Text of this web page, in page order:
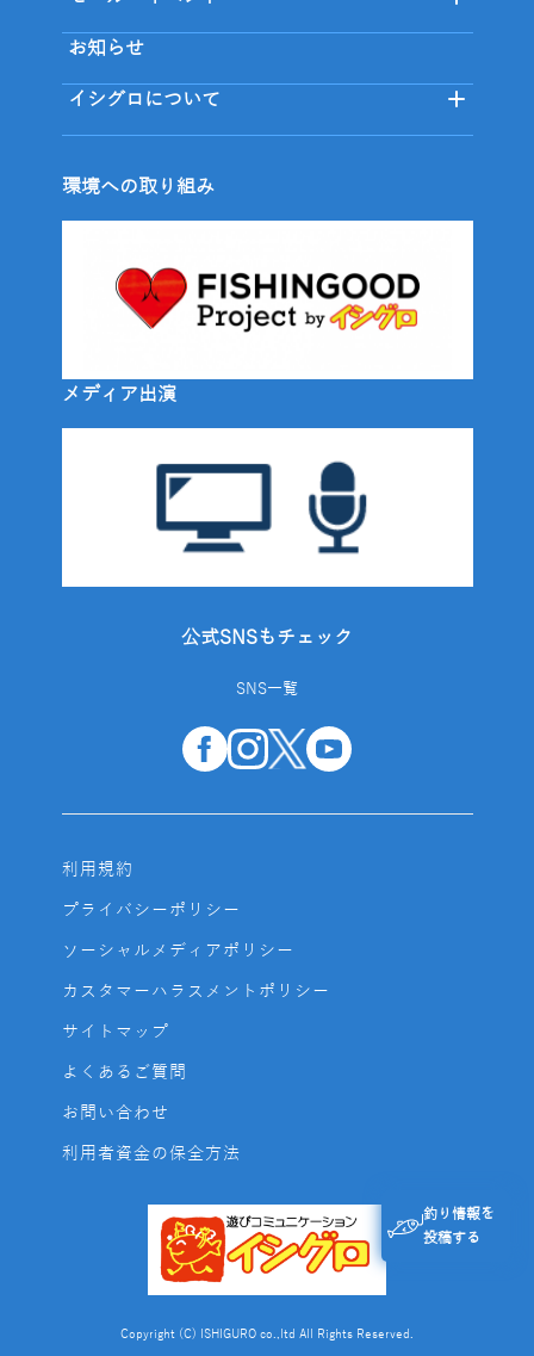
釣り情報を
投稿する
お知らせ
イシグロについて
環境への取り組み
メディア出演
公式SNSもチェック
SNS一覧
利用規約
プライバシーポリシー
ソーシャルメディアポリシー
カスタマーハラスメントポリシー
サイトマップ
よくあるご質問
お問い合わせ
利用者資金の保全方法
Copyright (C) ISHIGURO co.,ltd All Rights Reserved.